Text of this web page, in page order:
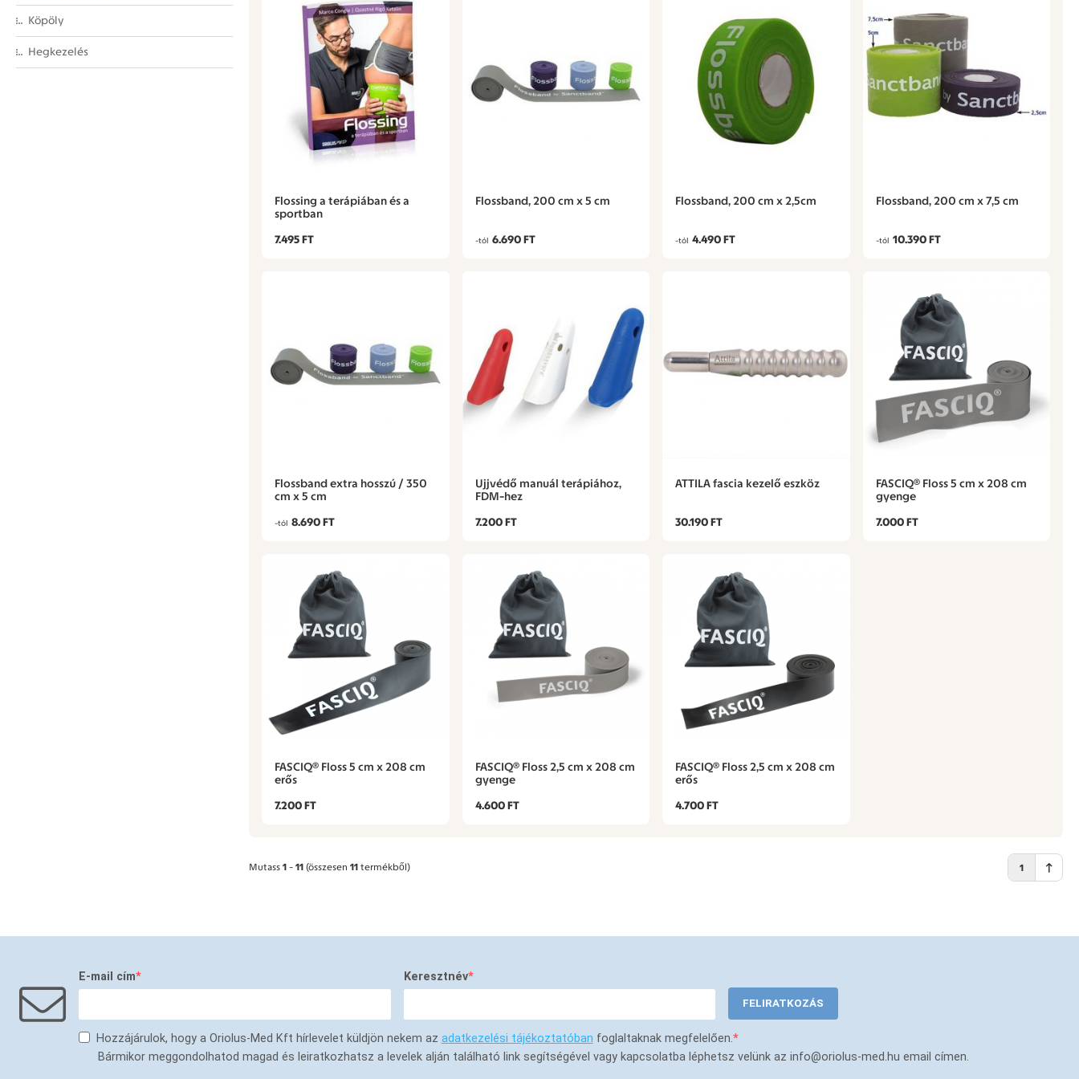
Köpöly
Hegkezelés
Flossing a terápiában és a
sportban
7.495 FT
Flossband, 200 cm x 5 cm
-tól 6.690 FT
Flossband, 200 cm x 2,5cm
-tól 4.490 FT
Flossband, 200 cm x 7,5 cm
-tól 10.390 FT
Flossband extra hosszú / 350
cm x 5 cm
-tól 8.690 FT
Ujjvédő manuál terápiához,
FDM-hez
7.200 FT
ATTILA fascia kezelő eszköz
30.190 FT
FASCIQ® Floss 5 cm x 208 cm
gyenge
7.000 FT
FASCIQ® Floss 5 cm x 208 cm
erős
7.200 FT
FASCIQ® Floss 2,5 cm x 208 cm
gyenge
4.600 FT
FASCIQ® Floss 2,5 cm x 208 cm
erős
4.700 FT
Mutass 1 - 11 (összesen 11 termékből) 1
E-mail cím Keresztnév
FELIRATKOZÁS
Hozzájárulok, hogy a Oriolus-Med Kft hírlevelet küldjön nekem az adatkezelési tájékoztatóban foglaltaknak megfelelően.
Bármikor meggondolhatod magad és leiratkozhatsz a levelek alján található link segítségével vagy kapcsolatba léphetsz velünk az info@oriolus-med.hu email címen.